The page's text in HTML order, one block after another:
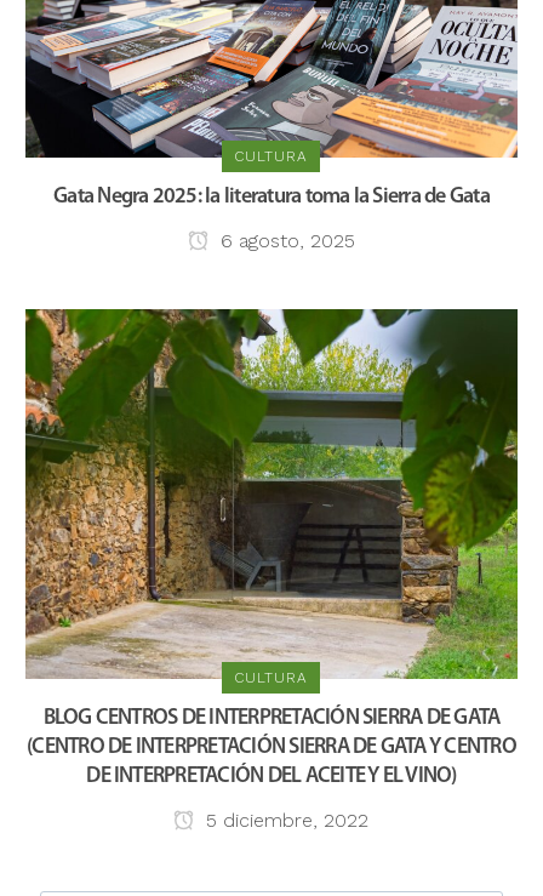
CULTURA
Gata Negra 2025: la literatura toma la Sierra de Gata
6 agosto, 2025
CULTURA
BLOG CENTROS DE INTERPRETACIÓN SIERRA DE GATA
(CENTRO DE INTERPRETACIÓN SIERRA DE GATA Y CENTRO
DE INTERPRETACIÓN DEL ACEITE Y EL VINO)
5 diciembre, 2022